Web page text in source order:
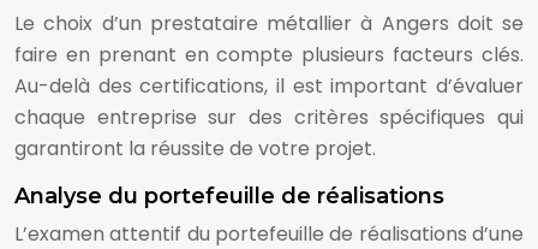
Le choix d’un prestataire métallier à Angers doit se
faire en prenant en compte plusieurs facteurs clés.
Au-delà des certifications, il est important d’évaluer
chaque entreprise sur des critères spécifiques qui
garantiront la réussite de votre projet.
Analyse du portefeuille de réalisations
L’examen attentif du portefeuille de réalisations d’une